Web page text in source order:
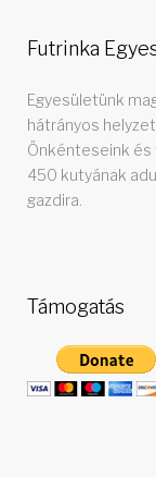
g
y
z
é
n
v
Futrinka
Egyesületünk
hátrányos
Önkénteseink
450 kutyának
gazdira.
Támogatás